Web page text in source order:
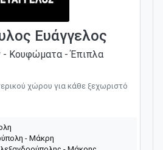
Ευάγγελος
- Κουφώματα - Έπιπλα
χώρου για κάθε ξεχωριστό
- Μάκρη